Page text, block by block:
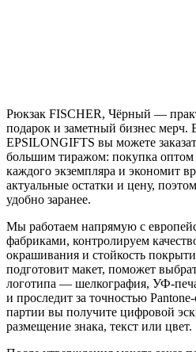
Рюкзак FISCHER, Чёрный —
подарок и заметный бизнес мерч.
EPSILONGIFTS вы можете
большим тиражом: покупка оптом
каждого экземпляра и экономит
актуальные остатки и цену,
удобно заранее.
Мы работаем напрямую с
фабриками, контролируем
окрашивания и стойкость
подготовит макет, поможет
логотипа — шелкография, УФ-
и проследит за точностью
партии вы получите цифровой
размещение знака, текст или цвет.